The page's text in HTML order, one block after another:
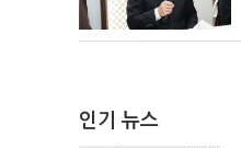
인기 뉴스